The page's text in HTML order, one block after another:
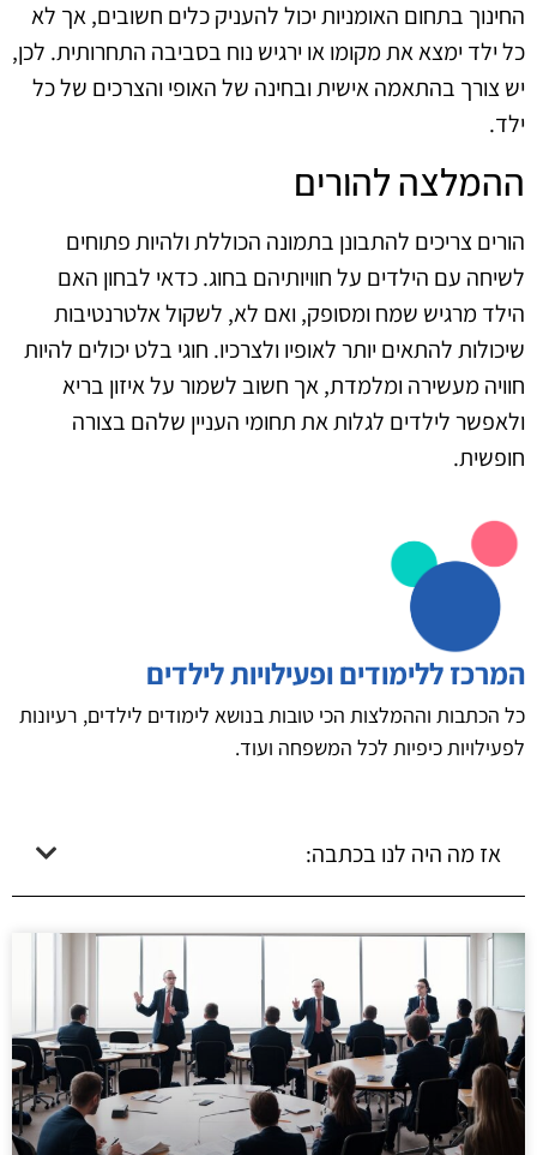
החינוך בתחום האומניות יכול להעניק כלים חשובים, אך לא
כל ילד ימצא את מקומו או ירגיש נוח בסביבה התחרותית. לכן,
יש צורך בהתאמה אישית ובחינה של האופי והצרכים של כל
ילד.
ההמלצה להורים
הורים צריכים להתבונן בתמונה הכוללת ולהיות פתוחים
לשיחה עם הילדים על חוויותיהם בחוג. כדאי לבחון האם
הילד מרגיש שמח ומסופק, ואם לא, לשקול אלטרנטיבות
שיכולות להתאים יותר לאופיו ולצרכיו. חוגי בלט יכולים להיות
חוויה מעשירה ומלמדת, אך חשוב לשמור על איזון בריא
ולאפשר לילדים לגלות את תחומי העניין שלהם בצורה
חופשית.
המרכז ללימודים ופעילויות לילדים
כל הכתבות וההמלצות הכי טובות בנושא לימודים לילדים, רעיונות
לפעילויות כיפיות לכל המשפחה ועוד.
אז מה היה לנו בכתבה: